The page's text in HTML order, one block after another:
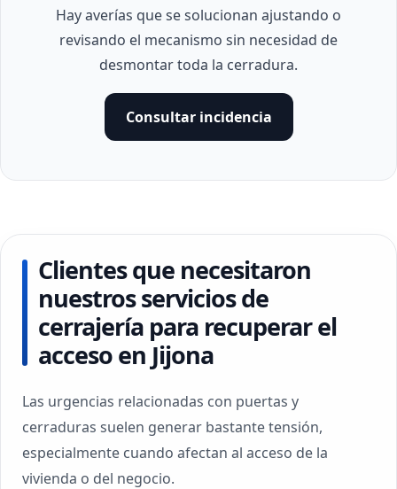
Hay averías que se solucionan ajustando o
revisando el mecanismo sin necesidad de
desmontar toda la cerradura.
Consultar incidencia
Clientes que necesitaron
nuestros servicios de
cerrajería para recuperar el
acceso en Jijona
Las urgencias relacionadas con puertas y
cerraduras suelen generar bastante tensión,
especialmente cuando afectan al acceso de la
vivienda o del negocio.